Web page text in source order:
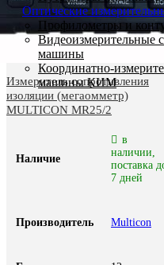
Оптические
Профилометры и
Видеоизмерительные
машины
Координатно-
машины КИМ
Измеритель сопротивления
изоляции (мегаомметр)
MULTICON MR25/2
Наличие
в
наличии,
поставка
7 дней
Производитель Multicon